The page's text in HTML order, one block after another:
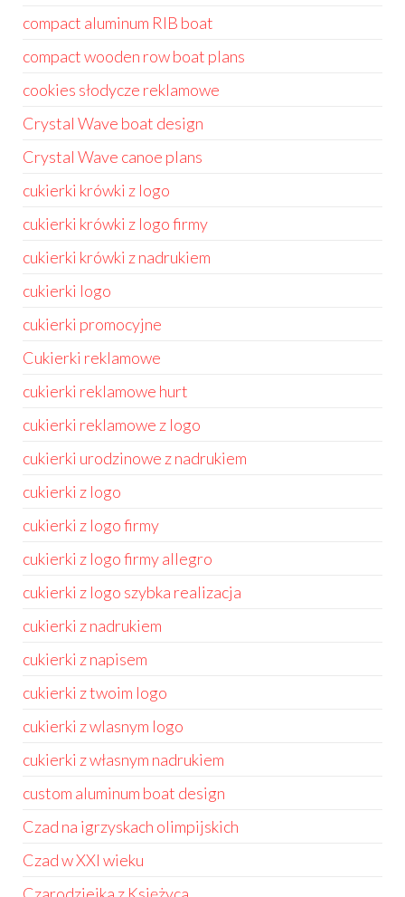
compact aluminum RIB boat
compact wooden row boat plans
cookies słodycze reklamowe
Crystal Wave boat design
Crystal Wave canoe plans
cukierki krówki z logo
cukierki krówki z logo firmy
cukierki krówki z nadrukiem
cukierki logo
cukierki promocyjne
Cukierki reklamowe
cukierki reklamowe hurt
cukierki reklamowe z logo
cukierki urodzinowe z nadrukiem
cukierki z logo
cukierki z logo firmy
cukierki z logo firmy allegro
cukierki z logo szybka realizacja
cukierki z nadrukiem
cukierki z napisem
cukierki z twoim logo
cukierki z wlasnym logo
cukierki z własnym nadrukiem
custom aluminum boat design
Czad na igrzyskach olimpijskich
Czad w XXI wieku